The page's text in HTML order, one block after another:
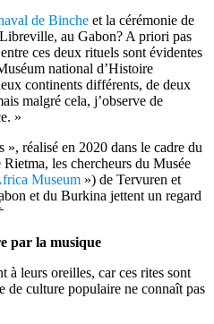
de Binche et la cérémonie de
au Gabon? A priori pas
ces deux rituels sont évidentes
national d’Histoire
continents différents, de deux
malgré cela, j’observe de
»
réalisé en 2020 dans le cadre du
les chercheurs du Musée
Museum ») de Tervuren et
et du Burkina jettent un regard
par la musique
à leurs oreilles, car ces rites sont
de culture populaire ne connaît pas